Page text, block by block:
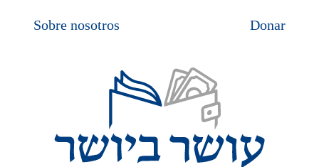
Sobre nosotros Donar